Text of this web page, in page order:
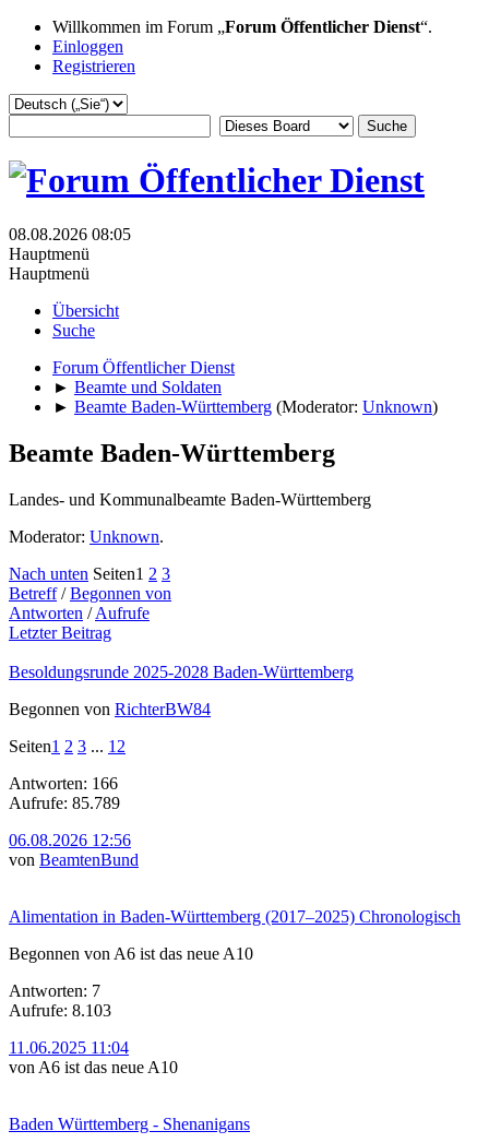
Willkommen im Forum „Forum Öffentlicher Dienst“.
Einloggen
Registrieren
08.08.2026 08:05
Hauptmenü
Hauptmenü
Übersicht
Suche
Forum Öffentlicher Dienst
► Beamte und Soldaten
► Beamte Baden-Württemberg (Moderator: Unknown)
Beamte Baden-Württemberg
Landes- und Kommunalbeamte Baden-Württemberg
Moderator: Unknown.
Nach unten Seiten1 2 3
Betreff/Begonnen von
Antworten /Aufrufe
Letzter Beitrag
Besoldungsrunde 2025-2028 Baden-Württemberg
Begonnen von RichterBW84
Seiten1 2 3 ... 12
Antworten: 166
Aufrufe: 85.789
06.08.2026 12:56
von BeamtenBund
Alimentation in Baden-Württemberg (2017–2025) Chronologisch
Begonnen von A6 ist das neue A10
Antworten: 7
Aufrufe: 8.103
11.06.2025 11:04
von A6 ist das neue A10
Baden Württemberg - Shenanigans